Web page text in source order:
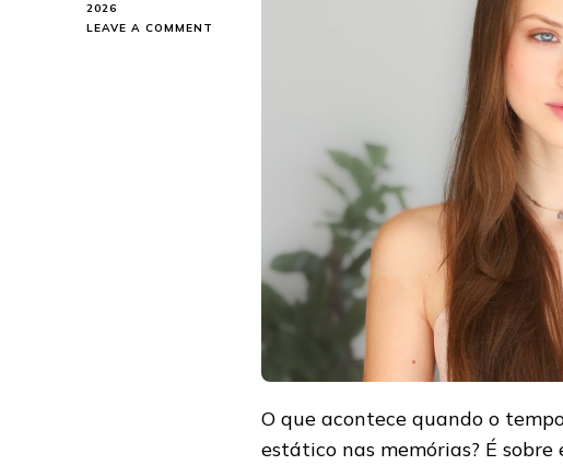
2026
LEAVE A COMMENT
O que acontece quando o
estático nas memórias? É